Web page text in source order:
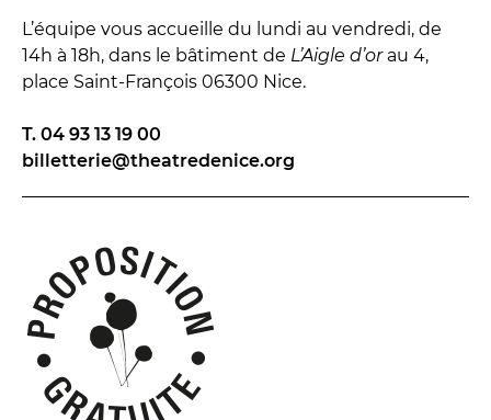
LES FRANCISCAINS LA CUISINE
BILLETTERIE
Brochure interactive
Entre spectateurs
L’équipe vous accueille du lundi au vendredi, de
14h à 18h, dans le bâtiment de L’Aigle d’orau 4,
place Saint‑François 06300 Nice.
T. 04 93 13 19 00
billetterie@theatredenice.org